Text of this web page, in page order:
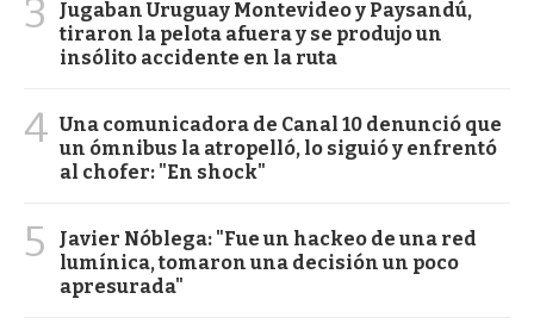
3
Jugaban Uruguay Montevideo y Paysandú,
tiraron la pelota afuera y se produjo un
insólito accidente en la ruta
4 Una comunicadora de Canal 10 denunció que
un ómnibus la atropelló, lo siguió y enfrentó
al chofer: "En shock"
5
Javier Nóblega: "Fue un hackeo de una red
lumínica, tomaron una decisión un poco
apresurada"